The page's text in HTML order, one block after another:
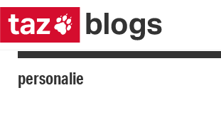
personalie